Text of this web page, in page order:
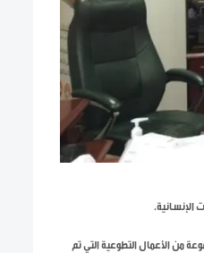
الإنسانية.
من الأعمال التطوعية التي تم